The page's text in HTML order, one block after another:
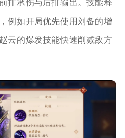
排承伤与后排输出。技能释
例如开局优先使用刘备的增
云的爆发技能快速削减敌方